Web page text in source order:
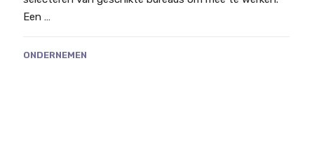
Een …
ONDERNEMEN